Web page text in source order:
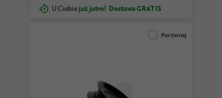
U Ciebie już jutro! Dostawa GRATIS
Porównaj